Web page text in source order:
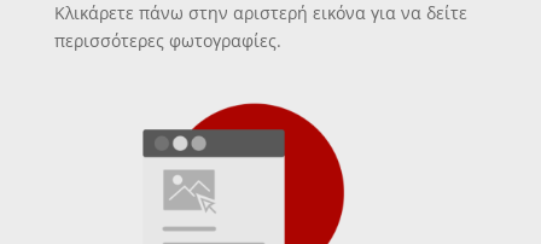
Κλικάρετε πάνω στην αριστερή εικόνα για να δείτε
περισσότερες φωτογραφίες.